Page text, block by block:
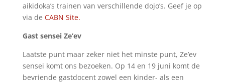
aikidoka’s trainen van verschillende dojo’s. Geef je op
via de CABN Site.
Gast sensei Ze’ev
Laatste punt maar zeker niet het minste punt, Ze’ev
sensei komt ons bezoeken. Op 14 en 19 juni komt de
bevriende gastdocent zowel een kinder- als een